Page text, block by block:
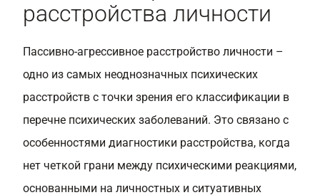
расстройства личности
Пассивно-агрессивное расстройство личности –
одно из самых неоднозначных психических
расстройств с точки зрения его классификации в
перечне психических заболеваний. Это связано с
особенностями диагностики расстройства, когда
нет четкой грани между психическими реакциями,
основанными на личностных и ситуативных